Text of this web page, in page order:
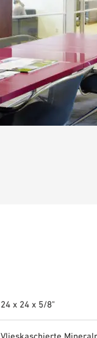
24 x 24 x 5/8"